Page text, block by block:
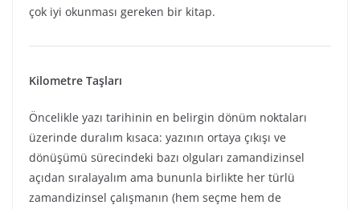
çok iyi okunması gereken bir kitap.
Kilometre Taşları
Öncelikle yazı tarihinin en belirgin dönüm noktaları
üzerinde duralım kısaca: yazının ortaya çıkışı ve
dönüşümü sürecindeki bazı olguları zamandizinsel
açıdan sıralayalım ama bununla birlikte her türlü
zamandizinsel çalışmanın (hem seçme hem de